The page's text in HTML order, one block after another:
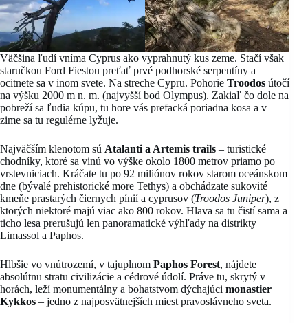
Väčšina ľudí vníma Cyprus ako vyprahnutý kus zeme. Stačí však
staručkou Ford Fiestou preťať prvé podhorské serpentíny a
ocitnete sa v inom svete. Na streche Cypru. Pohorie Troodos útočí
na výšku 2000 m n. m. (najvyšší bod Olympus). Zakiaľ čo dole na
pobreží sa ľudia kúpu, tu hore vás prefacká poriadna kosa a v
zime sa tu regulérne lyžuje.
Najväčším klenotom sú Atalanti a Artemis trails – turistické
chodníky, ktoré sa vinú vo výške okolo 1800 metrov priamo po
vrstevniciach. Kráčate tu po 92 miliónov rokov starom oceánskom
dne (bývalé prehistorické more Tethys) a obchádzate sukovité
kmeňe prastarých čiernych pínií a cyprusov (Troodos Juniper), z
ktorých niektoré majú viac ako 800 rokov. Hlava sa tu čistí sama a
ticho lesa prerušujú len panoramatické výhľady na distrikty
Limassol a Paphos.
Hlbšie vo vnútrozemí, v tajuplnom Paphos Forest, nájdete
absolútnu stratu civilizácie a cédrové údolí. Práve tu, skrytý v
horách, leží monumentálny a bohatstvom dýchajúci monastier
Kykkos – jedno z najposvätnejších miest pravoslávneho sveta.